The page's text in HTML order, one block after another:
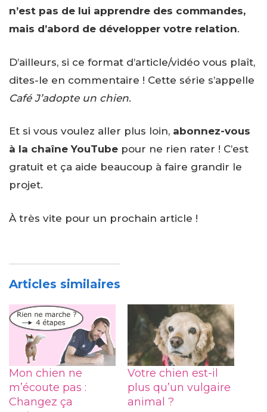
n’est pas de lui apprendre des commandes,
mais d’abord de développer votre relation.
D’ailleurs, si ce format d’article/vidéo vous plaît,
dites-le en commentaire ! Cette série s’appelle
Café J’adopte un chien.
Et si vous voulez aller plus loin, abonnez-vous
à la chaîne YouTube pour ne rien rater ! C’est
gratuit et ça aide beaucoup à faire grandir le
projet.
À très vite pour un prochain article !
Articles similaires
Mon chien ne
m’écoute pas :
Changez ça
Votre chien est-il
plus qu’un vulgaire
animal ?